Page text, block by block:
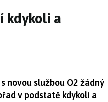
kdykoli a
novou službou O2 žádný
v podstatě kdykoli a